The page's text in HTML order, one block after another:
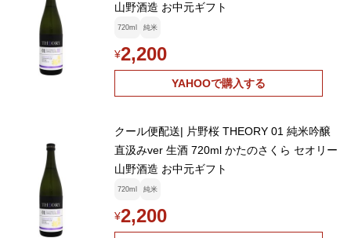
山野酒造 お中元ギフト
720ml 純米
¥2,200
YAHOOで購入する
クール便配送| 片野桜 THEORY 01 純米吟醸
直汲みver 生酒 720ml かたのさくら セオリー
山野酒造 お中元ギフト
720ml 純米
¥2,200